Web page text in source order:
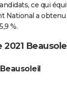
ce qui
a obtenu
%.